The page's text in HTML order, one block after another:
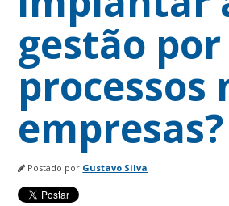
gestão por
processos
empresas?
Postado por Gustavo Silva